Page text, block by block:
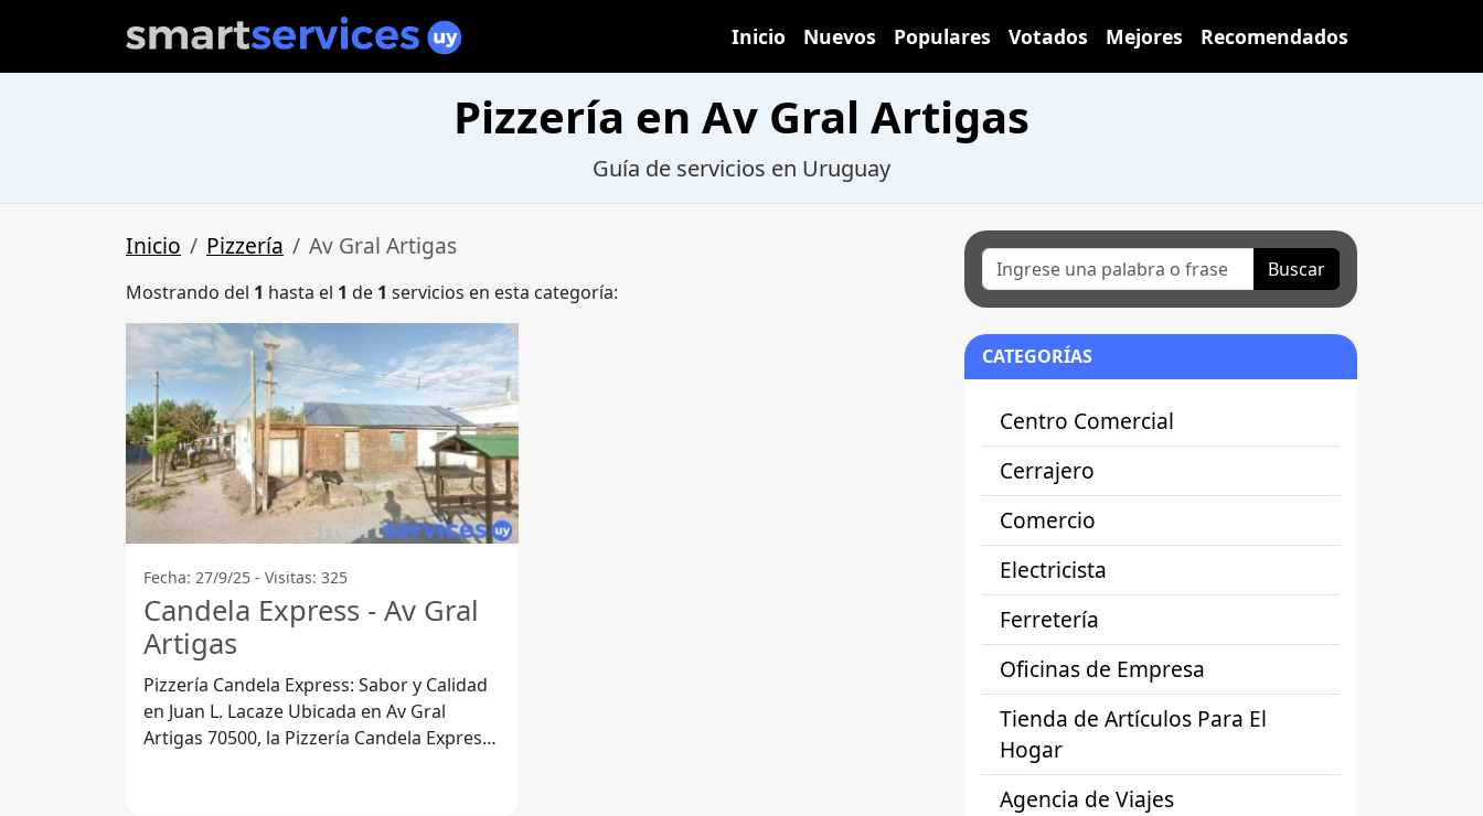
Inicio Nuevos Populares Votados Mejores Recomendados
Pizzería en Av Gral Artigas
Guía de servicios en Uruguay
Inicio Pizzería Av Gral Artigas
Mostrando del 1 hasta el 1 de 1 servicios en esta categoría:
Fecha: 27/9/25 - Visitas: 325
Candela Express - Av Gral
Artigas
Pizzería Candela Express: Sabor y Calidad
en Juan L. Lacaze Ubicada en Av Gral
Artigas 70500, la Pizzería Candela Express
Buscar
CATEGORÍAS
Centro Comercial
Cerrajero
Comercio
Electricista
Ferretería
Oficinas de Empresa
Tienda de Artículos Para El
Hogar
Agencia de Viajes